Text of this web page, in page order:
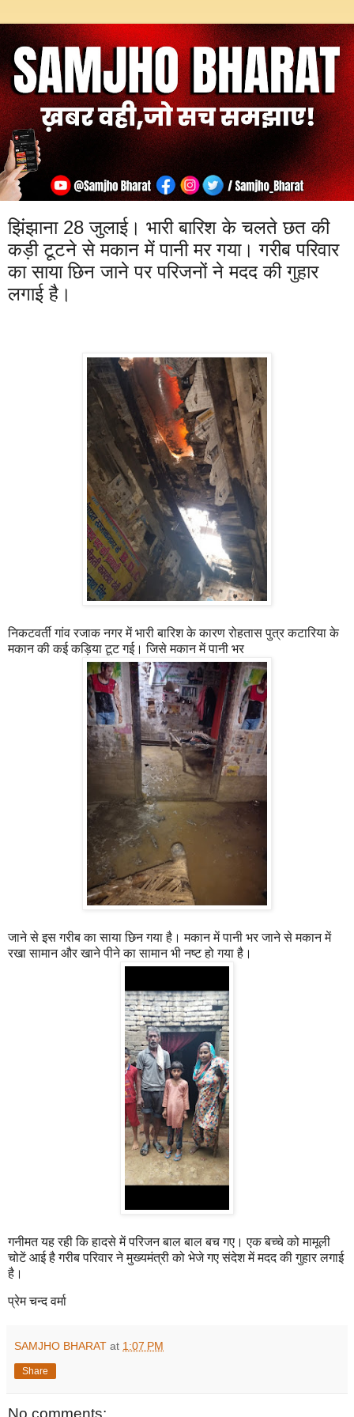
झिंझाना 28 जुलाई। भारी बारिश के चलते छत की
कड़ी टूटने से मकान में पानी मर गया। गरीब परिवार
का साया छिन जाने पर परिजनों ने मदद की गुहार
लगाई है।
निकटवर्ती गांव रजाक नगर में भारी बारिश के कारण रोहतास पुत्र कटारिया के
मकान की कई कड़िया टूट गई। जिसे मकान में पानी भर
जाने से इस गरीब का साया छिन गया है। मकान में पानी भर जाने से मकान में
रखा सामान और खाने पीने का सामान भी नष्ट हो गया है।
गनीमत यह रही कि हादसे में परिजन बाल बाल बच गए। एक बच्चे को मामूली
चोटें आई है गरीब परिवार ने मुख्यमंत्री को भेजे गए संदेश में मदद की गुहार लगाई
है।
प्रेम चन्द वर्मा
SAMJHO BHARAT at 1:07 PM
Share